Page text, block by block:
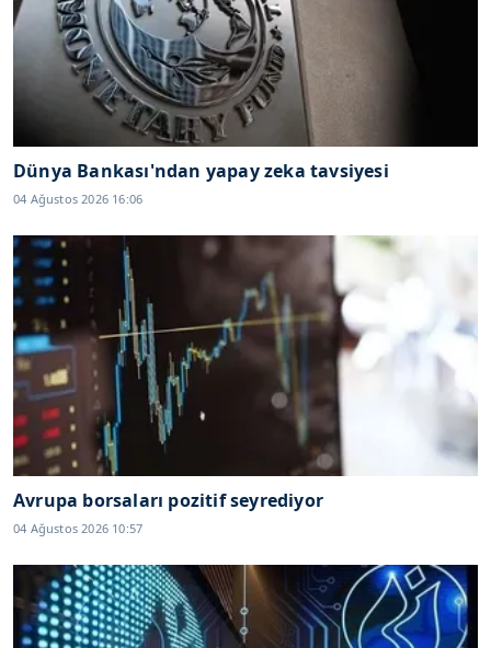
Dünya Bankası'ndan yapay zeka tavsiyesi
04 Ağustos 2026 16:06
Avrupa borsaları pozitif seyrediyor
04 Ağustos 2026 10:57